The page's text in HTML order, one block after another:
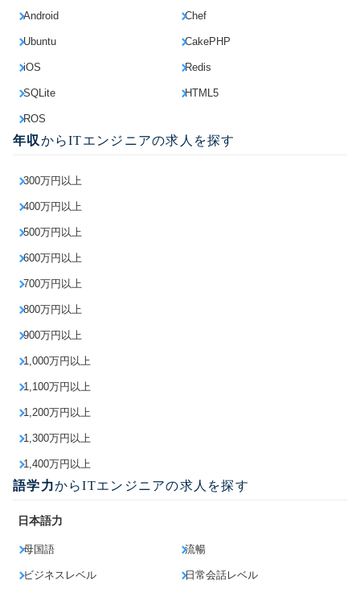
Android Chef
Ubuntu CakePHP
iOS Redis
SQLite HTML5
ROS
年収からITエンジニアの求人を探す
300万円以上
400万円以上
500万円以上
600万円以上
700万円以上
800万円以上
900万円以上
1,000万円以上
1,100万円以上
1,200万円以上
1,300万円以上
1,400万円以上
語学力からITエンジニアの求人を探す
日本語力
母国語 流暢
ビジネスレベル 日常会話レベル